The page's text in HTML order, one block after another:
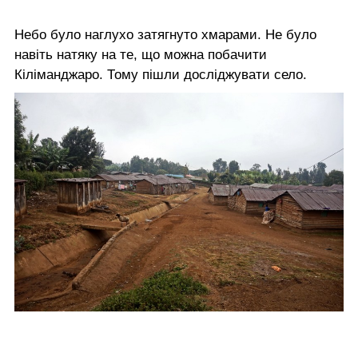
Небо було наглухо затягнуто хмарами. Не було
навіть натяку на те, що можна побачити
Кіліманджаро. Тому пішли досліджувати село.